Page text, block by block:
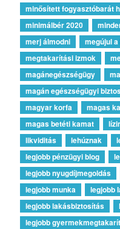
minősített fogyasztóbarát
minimálbér 2020
merj álmodni
megújul
megtakarítási izmok
magánegészségügy
magán egészségügyi
magyar korfa
magas
magas betéti kamat
likviditás
lehúznak
legjobb pénzügyi blog
legjobb nyugdíjmegoldás
legjobb munka
legjobb
legjobb lakásbiztosítás
legjobb